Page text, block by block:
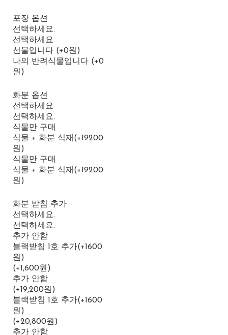
포장 옵션
선택하세요.
선택하세요.
선물입니다 (+0원)
나의 반려식물입니다 (+0
원)
화분 옵션
선택하세요.
선택하세요.
식물만 구매
식물 + 화분 식재(+19200
원)
식물만 구매
식물 + 화분 식재(+19200
원)
화분 받침 추가
선택하세요.
선택하세요.
추가 안함
블랙받침 1호 추가(+1600
원)
(+1,600원)
추가 안함
(+19,200원)
블랙받침 1호 추가(+1600
원)
(+20,800원)
추가 안함